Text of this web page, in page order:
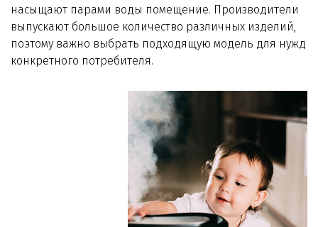
насыщают парами воды помещение. Производители
выпускают большое количество различных изделий,
поэтому важно выбрать подходящую модель для нужд
конкретного потребителя.